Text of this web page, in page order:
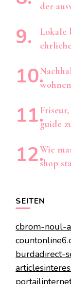
der
Lokale
guide
Wie
shop
SEITEN
cbrom-noul-
burdadirect-